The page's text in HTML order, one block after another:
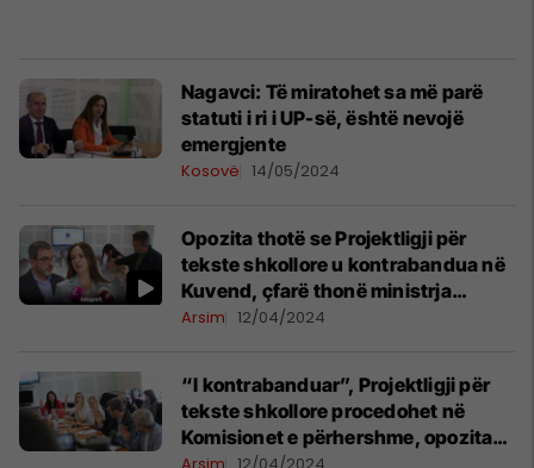
​Nagavci: Të miratohet sa më parë
statuti i ri i UP-së, është nevojë
emergjente
Kosovë 14/05/2024
Opozita thotë se Projektligji për
tekste shkollore u kontrabandua në
Kuvend, çfarë thonë ministrja
Nagavci e deputeti i LVV-së?
Arsim 12/04/2024
“I kontrabanduar”, Projektligji për
tekste shkollore procedohet në
Komisionet e përhershme, opozita
bojkoton mbledhjen